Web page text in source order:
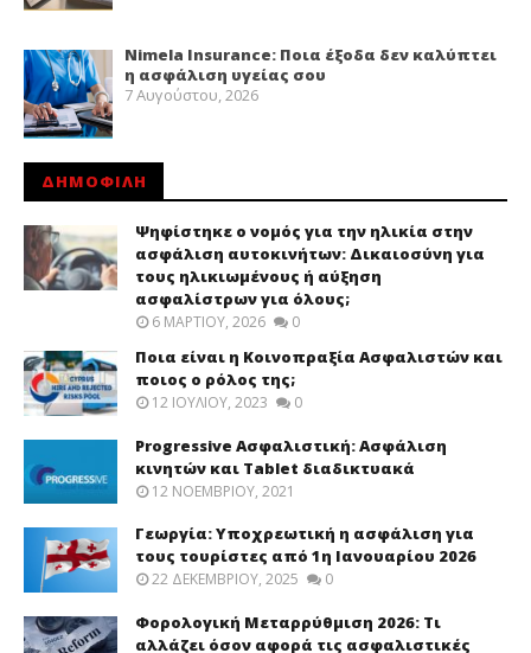
Nimela Insurance: Ποια έξοδα δεν καλύπτει
η ασφάλιση υγείας σου
7 Αυγούστου, 2026
ΔΗΜΟΦΙΛΗ
Ψηφίστηκε ο νομός για την ηλικία στην
ασφάλιση αυτοκινήτων: Δικαιοσύνη για
τους ηλικιωμένους ή αύξηση
ασφαλίστρων για όλους;
6 ΜΑΡΤΊΟΥ, 2026 0
Ποια είναι η Κοινοπραξία Ασφαλιστών και
ποιος ο ρόλος της;
12 ΙΟΥΛΊΟΥ, 2023 0
Progressive Ασφαλιστική: Ασφάλιση
κινητών και Tablet διαδικτυακά
12 ΝΟΕΜΒΡΊΟΥ, 2021
Γεωργία: Υποχρεωτική η ασφάλιση για
τους τουρίστες από 1η Ιανουαρίου 2026
22 ΔΕΚΕΜΒΡΊΟΥ, 2025 0
Φορολογική Μεταρρύθμιση 2026: Τι
αλλάζει όσον αφορά τις ασφαλιστικές